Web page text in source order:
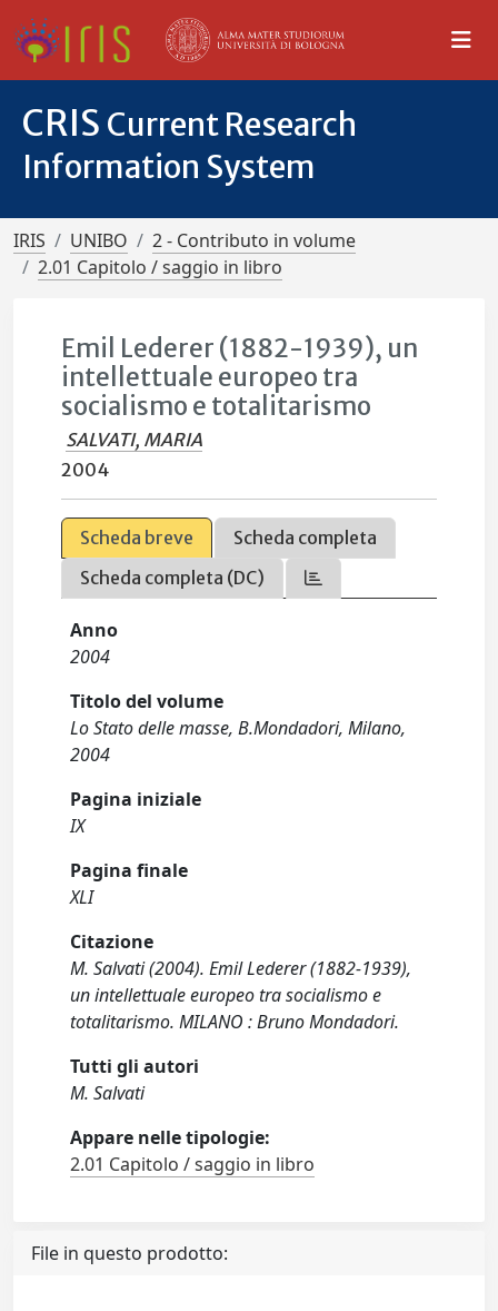
CRIS Current Research
Information System
IRIS UNIBO
2 - Contributo in volume
2.01 Capitolo / saggio in libro
Emil Lederer (1882-1939), un
intellettuale europeo tra
socialismo e totalitarismo
SALVATI, MARIA
2004
Scheda breve
Scheda completa
Scheda completa (DC)
Anno
2004
Titolo del volume
Lo Stato delle masse, B.Mondadori, Milano,
2004
Pagina iniziale
IX
Pagina finale
XLI
Citazione
M. Salvati (2004). Emil Lederer (1882-1939),
un intellettuale europeo tra socialismo e
totalitarismo. MILANO : Bruno Mondadori.
Tutti gli autori
M. Salvati
Appare nelle tipologie:
2.01 Capitolo / saggio in libro
File in questo prodotto: